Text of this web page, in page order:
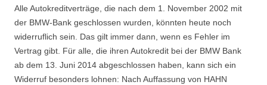
Alle Autokreditverträge, die nach dem 1. November 2002 mit
der BMW-Bank geschlossen wurden, könnten heute noch
widerruflich sein. Das gilt immer dann, wenn es Fehler im
Vertrag gibt. Für alle, die ihren Autokredit bei der BMW Bank
ab dem 13. Juni 2014 abgeschlossen haben, kann sich ein
Widerruf besonders lohnen: Nach Auffassung von HAHN